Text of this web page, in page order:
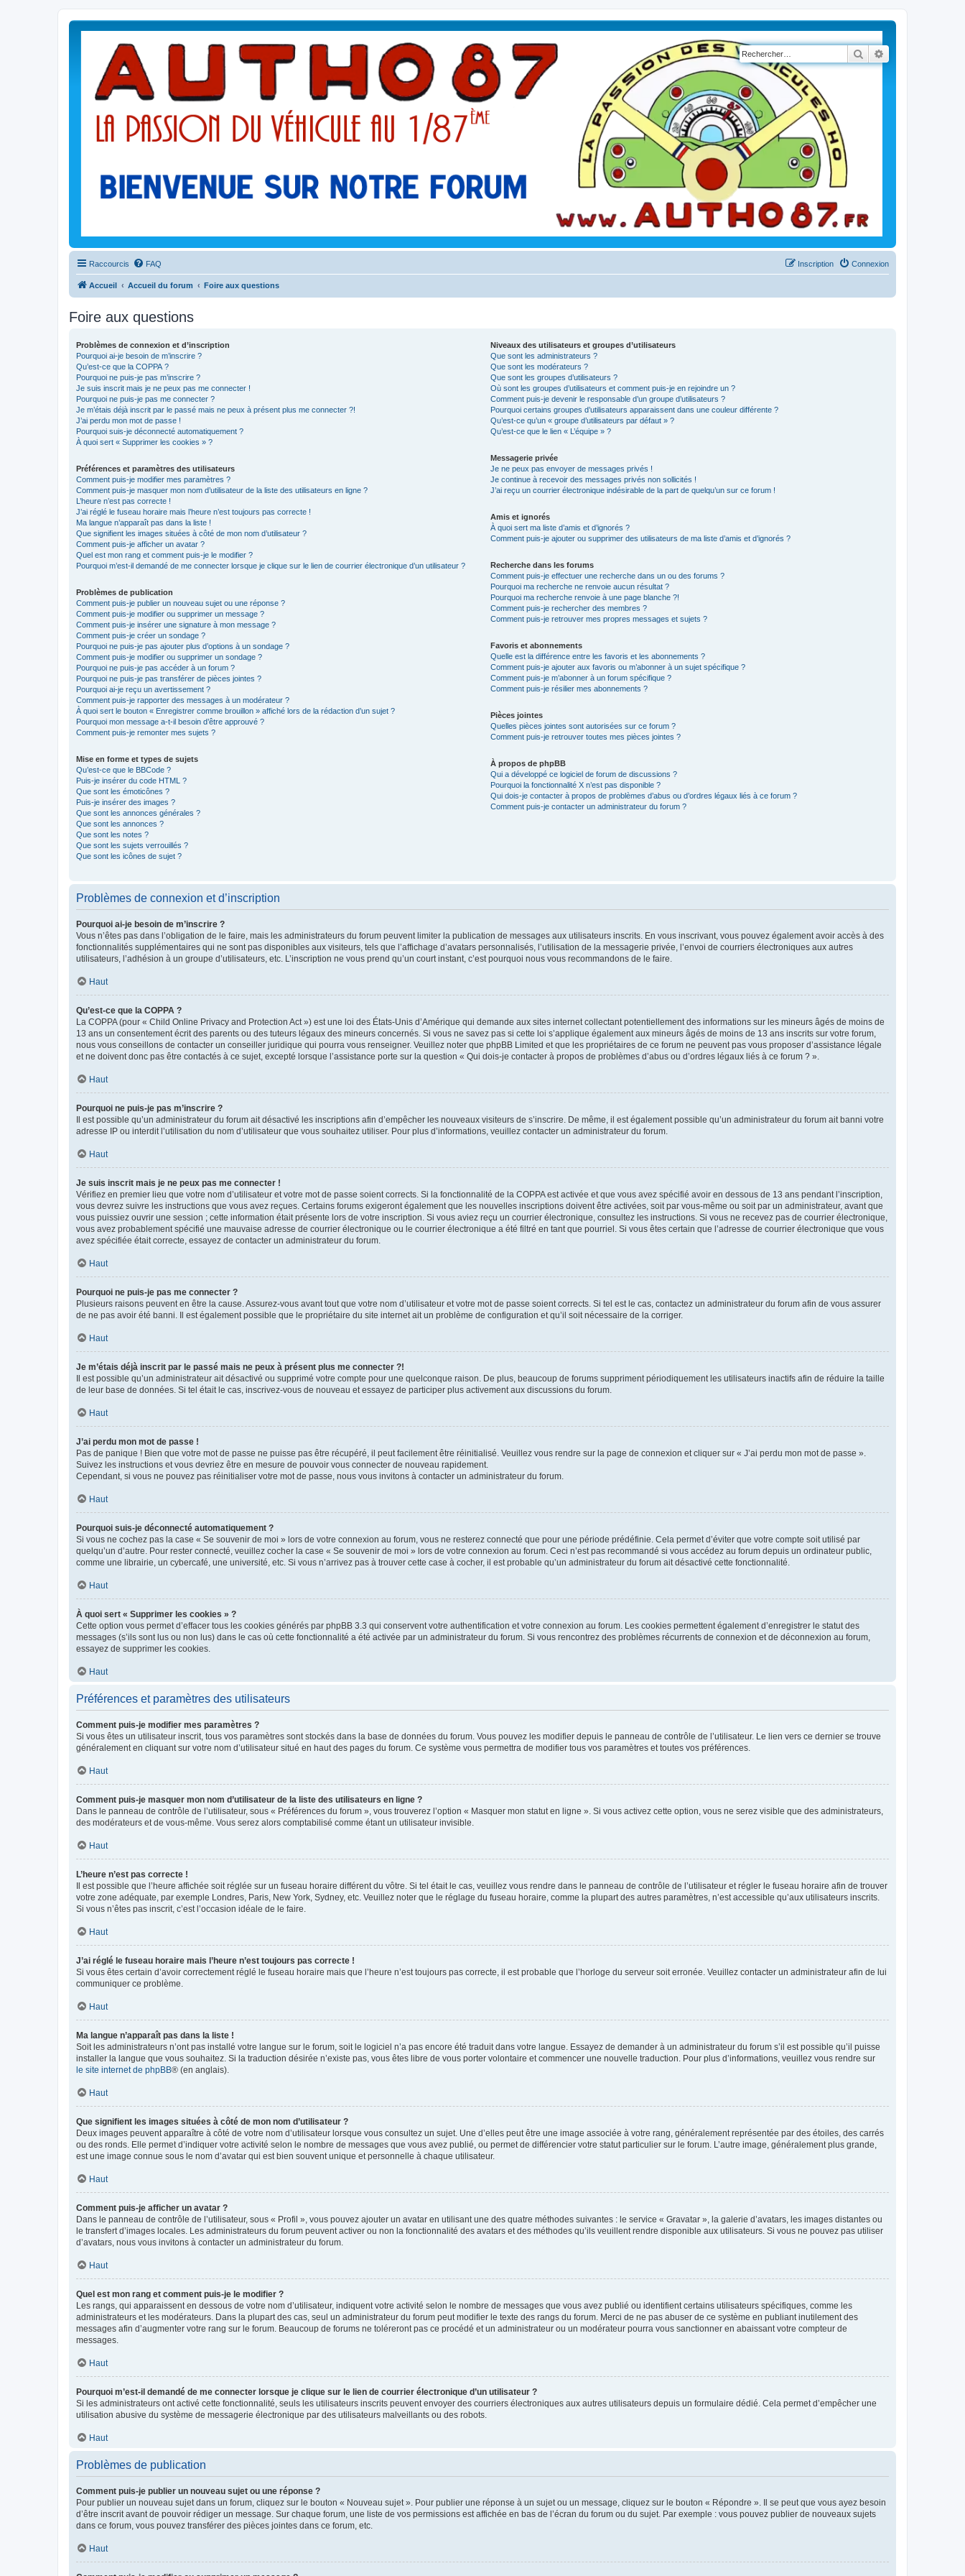
Rechercher
Raccourcis FAQ Connexion
Inscription
Accueil Accueil du forum Foire aux questions
Foire aux questions
Problèmes de connexion et d’inscription
Pourquoi ai-je besoin de m’inscrire ?
Qu’est-ce que la COPPA ?
Pourquoi ne puis-je pas m’inscrire ?
Je suis inscrit mais je ne peux pas me connecter !
Pourquoi ne puis-je pas me connecter ?
Je m’étais déjà inscrit par le passé mais ne peux à présent plus me connecter ?!
J’ai perdu mon mot de passe !
Pourquoi suis-je déconnecté automatiquement ?
À quoi sert « Supprimer les cookies » ?
Préférences et paramètres des utilisateurs
Comment puis-je modifier mes paramètres ?
Comment puis-je masquer mon nom d’utilisateur de la liste des utilisateurs en ligne ?
L’heure n’est pas correcte !
J’ai réglé le fuseau horaire mais l’heure n’est toujours pas correcte !
Ma langue n’apparaît pas dans la liste !
Que signifient les images situées à côté de mon nom d’utilisateur ?
Comment puis-je afficher un avatar ?
Quel est mon rang et comment puis-je le modifier ?
Pourquoi m’est-il demandé de me connecter lorsque je clique sur le lien de courrier électronique d’un utilisateur ?
Problèmes de publication
Comment puis-je publier un nouveau sujet ou une réponse ?
Comment puis-je modifier ou supprimer un message ?
Comment puis-je insérer une signature à mon message ?
Comment puis-je créer un sondage ?
Pourquoi ne puis-je pas ajouter plus d’options à un sondage ?
Comment puis-je modifier ou supprimer un sondage ?
Pourquoi ne puis-je pas accéder à un forum ?
Pourquoi ne puis-je pas transférer de pièces jointes ?
Pourquoi ai-je reçu un avertissement ?
Comment puis-je rapporter des messages à un modérateur ?
À quoi sert le bouton « Enregistrer comme brouillon » affiché lors de la rédaction d’un sujet ?
Pourquoi mon message a-t-il besoin d’être approuvé ?
Comment puis-je remonter mes sujets ?
Mise en forme et types de sujets
Qu’est-ce que le BBCode ?
Puis-je insérer du code HTML ?
Que sont les émoticônes ?
Puis-je insérer des images ?
Que sont les annonces générales ?
Que sont les annonces ?
Que sont les notes ?
Que sont les sujets verrouillés ?
Que sont les icônes de sujet ?
Niveaux des utilisateurs et groupes d’utilisateurs
Que sont les administrateurs ?
Que sont les modérateurs ?
Que sont les groupes d’utilisateurs ?
Où sont les groupes d’utilisateurs et comment puis-je en rejoindre un ?
Comment puis-je devenir le responsable d’un groupe d’utilisateurs ?
Pourquoi certains groupes d’utilisateurs apparaissent dans une couleur différente ?
Qu’est-ce qu’un « groupe d’utilisateurs par défaut » ?
Qu’est-ce que le lien « L’équipe » ?
Messagerie privée
Je ne peux pas envoyer de messages privés !
Je continue à recevoir des messages privés non sollicités !
J’ai reçu un courrier électronique indésirable de la part de quelqu’un sur ce forum !
Amis et ignorés
À quoi sert ma liste d’amis et d’ignorés ?
Comment puis-je ajouter ou supprimer des utilisateurs de ma liste d’amis et d’ignorés ?
Recherche dans les forums
Comment puis-je effectuer une recherche dans un ou des forums ?
Pourquoi ma recherche ne renvoie aucun résultat ?
Pourquoi ma recherche renvoie à une page blanche ?!
Comment puis-je rechercher des membres ?
Comment puis-je retrouver mes propres messages et sujets ?
Favoris et abonnements
Quelle est la différence entre les favoris et les abonnements ?
Comment puis-je ajouter aux favoris ou m’abonner à un sujet spécifique ?
Comment puis-je m’abonner à un forum spécifique ?
Comment puis-je résilier mes abonnements ?
Pièces jointes
Quelles pièces jointes sont autorisées sur ce forum ?
Comment puis-je retrouver toutes mes pièces jointes ?
À propos de phpBB
Qui a développé ce logiciel de forum de discussions ?
Pourquoi la fonctionnalité X n’est pas disponible ?
Qui dois-je contacter à propos de problèmes d’abus ou d’ordres légaux liés à ce forum ?
Comment puis-je contacter un administrateur du forum ?
Problèmes de connexion et d’inscription
Pourquoi ai-je besoin de m’inscrire ?
Vous n’êtes pas dans l’obligation de le faire, mais les administrateurs du forum peuvent limiter la publication de messages aux utilisateurs inscrits. En vous inscrivant, vous pouvez également avoir accès à des
fonctionnalités supplémentaires qui ne sont pas disponibles aux visiteurs, tels que l’affichage d’avatars personnalisés, l’utilisation de la messagerie privée, l’envoi de courriers électroniques aux autres
utilisateurs, l’adhésion à un groupe d’utilisateurs, etc. L’inscription ne vous prend qu’un court instant, c’est pourquoi nous vous recommandons de le faire.
Haut
Qu’est-ce que la COPPA ?
La COPPA (pour « Child Online Privacy and Protection Act ») est une loi des États-Unis d’Amérique qui demande aux sites internet collectant potentiellement des informations sur les mineurs âgés de moins de
13 ans un consentement écrit des parents ou des tuteurs légaux des mineurs concernés. Si vous ne savez pas si cette loi s’applique également aux mineurs âgés de moins de 13 ans inscrits sur votre forum,
nous vous conseillons de contacter un conseiller juridique qui pourra vous renseigner. Veuillez noter que phpBB Limited et que les propriétaires de ce forum ne peuvent pas vous proposer d’assistance légale
et ne doivent donc pas être contactés à ce sujet, excepté lorsque l’assistance porte sur la question « Qui dois-je contacter à propos de problèmes d’abus ou d’ordres légaux liés à ce forum ? ».
Haut
Pourquoi ne puis-je pas m’inscrire ?
Il est possible qu’un administrateur du forum ait désactivé les inscriptions afin d’empêcher les nouveaux visiteurs de s’inscrire. De même, il est également possible qu’un administrateur du forum ait banni votre
adresse IP ou interdit l’utilisation du nom d’utilisateur que vous souhaitez utiliser. Pour plus d’informations, veuillez contacter un administrateur du forum.
Haut
Je suis inscrit mais je ne peux pas me connecter !
Vérifiez en premier lieu que votre nom d’utilisateur et votre mot de passe soient corrects. Si la fonctionnalité de la COPPA est activée et que vous avez spécifié avoir en dessous de 13 ans pendant l’inscription,
vous devrez suivre les instructions que vous avez reçues. Certains forums exigeront également que les nouvelles inscriptions doivent être activées, soit par vous-même ou soit par un administrateur, avant que
vous puissiez ouvrir une session ; cette information était présente lors de votre inscription. Si vous aviez reçu un courrier électronique, consultez les instructions. Si vous ne recevez pas de courrier électronique,
vous avez probablement spécifié une mauvaise adresse de courrier électronique ou le courrier électronique a été filtré en tant que pourriel. Si vous êtes certain que l’adresse de courrier électronique que vous
avez spécifiée était correcte, essayez de contacter un administrateur du forum.
Haut
Pourquoi ne puis-je pas me connecter ?
Plusieurs raisons peuvent en être la cause. Assurez-vous avant tout que votre nom d’utilisateur et votre mot de passe soient corrects. Si tel est le cas, contactez un administrateur du forum afin de vous assurer
de ne pas avoir été banni. Il est également possible que le propriétaire du site internet ait un problème de configuration et qu’il soit nécessaire de la corriger.
Haut
Je m’étais déjà inscrit par le passé mais ne peux à présent plus me connecter ?!
Il est possible qu’un administrateur ait désactivé ou supprimé votre compte pour une quelconque raison. De plus, beaucoup de forums suppriment périodiquement les utilisateurs inactifs afin de réduire la taille
de leur base de données. Si tel était le cas, inscrivez-vous de nouveau et essayez de participer plus activement aux discussions du forum.
Haut
J’ai perdu mon mot de passe !
Pas de panique ! Bien que votre mot de passe ne puisse pas être récupéré, il peut facilement être réinitialisé. Veuillez vous rendre sur la page de connexion et cliquer sur « J’ai perdu mon mot de passe ».
Suivez les instructions et vous devriez être en mesure de pouvoir vous connecter de nouveau rapidement.
Cependant, si vous ne pouvez pas réinitialiser votre mot de passe, nous vous invitons à contacter un administrateur du forum.
Haut
Pourquoi suis-je déconnecté automatiquement ?
Si vous ne cochez pas la case « Se souvenir de moi » lors de votre connexion au forum, vous ne resterez connecté que pour une période prédéfinie. Cela permet d’éviter que votre compte soit utilisé par
quelqu’un d’autre. Pour rester connecté, veuillez cocher la case « Se souvenir de moi » lors de votre connexion au forum. Ceci n’est pas recommandé si vous accédez au forum depuis un ordinateur public,
comme une librairie, un cybercafé, une université, etc. Si vous n’arrivez pas à trouver cette case à cocher, il est probable qu’un administrateur du forum ait désactivé cette fonctionnalité.
Haut
À quoi sert « Supprimer les cookies » ?
Cette option vous permet d’effacer tous les cookies générés par phpBB 3.3 qui conservent votre authentification et votre connexion au forum. Les cookies permettent également d’enregistrer le statut des
messages (s’ils sont lus ou non lus) dans le cas où cette fonctionnalité a été activée par un administrateur du forum. Si vous rencontrez des problèmes récurrents de connexion et de déconnexion au forum,
essayez de supprimer les cookies.
Haut
Préférences et paramètres des utilisateurs
Comment puis-je modifier mes paramètres ?
Si vous êtes un utilisateur inscrit, tous vos paramètres sont stockés dans la base de données du forum. Vous pouvez les modifier depuis le panneau de contrôle de l’utilisateur. Le lien vers ce dernier se trouve
généralement en cliquant sur votre nom d’utilisateur situé en haut des pages du forum. Ce système vous permettra de modifier tous vos paramètres et toutes vos préférences.
Haut
Comment puis-je masquer mon nom d’utilisateur de la liste des utilisateurs en ligne ?
Dans le panneau de contrôle de l’utilisateur, sous « Préférences du forum », vous trouverez l’option « Masquer mon statut en ligne ». Si vous activez cette option, vous ne serez visible que des administrateurs,
des modérateurs et de vous-même. Vous serez alors comptabilisé comme étant un utilisateur invisible.
Haut
L’heure n’est pas correcte !
Il est possible que l’heure affichée soit réglée sur un fuseau horaire différent du vôtre. Si tel était le cas, veuillez vous rendre dans le panneau de contrôle de l’utilisateur et régler le fuseau horaire afin de trouver
votre zone adéquate, par exemple Londres, Paris, New York, Sydney, etc. Veuillez noter que le réglage du fuseau horaire, comme la plupart des autres paramètres, n’est accessible qu’aux utilisateurs inscrits.
Si vous n’êtes pas inscrit, c’est l’occasion idéale de le faire.
Haut
J’ai réglé le fuseau horaire mais l’heure n’est toujours pas correcte !
Si vous êtes certain d’avoir correctement réglé le fuseau horaire mais que l’heure n’est toujours pas correcte, il est probable que l’horloge du serveur soit erronée. Veuillez contacter un administrateur afin de lui
communiquer ce problème.
Haut
Ma langue n’apparaît pas dans la liste !
Soit les administrateurs n’ont pas installé votre langue sur le forum, soit le logiciel n’a pas encore été traduit dans votre langue. Essayez de demander à un administrateur du forum s’il est possible qu’il puisse
installer la langue que vous souhaitez. Si la traduction désirée n’existe pas, vous êtes libre de vous porter volontaire et commencer une nouvelle traduction. Pour plus d’informations, veuillez vous rendre sur
le site internet de phpBB® (en anglais).
Haut
Que signifient les images situées à côté de mon nom d’utilisateur ?
Deux images peuvent apparaître à côté de votre nom d’utilisateur lorsque vous consultez un sujet. Une d’elles peut être une image associée à votre rang, généralement représentée par des étoiles, des carrés
ou des ronds. Elle permet d’indiquer votre activité selon le nombre de messages que vous avez publié, ou permet de différencier votre statut particulier sur le forum. L’autre image, généralement plus grande,
est une image connue sous le nom d’avatar qui est bien souvent unique et personnelle à chaque utilisateur.
Haut
Comment puis-je afficher un avatar ?
Dans le panneau de contrôle de l’utilisateur, sous « Profil », vous pouvez ajouter un avatar en utilisant une des quatre méthodes suivantes : le service « Gravatar », la galerie d’avatars, les images distantes ou
le transfert d’images locales. Les administrateurs du forum peuvent activer ou non la fonctionnalité des avatars et des méthodes qu’ils veuillent rendre disponible aux utilisateurs. Si vous ne pouvez pas utiliser
d’avatars, nous vous invitons à contacter un administrateur du forum.
Haut
Quel est mon rang et comment puis-je le modifier ?
Les rangs, qui apparaissent en dessous de votre nom d’utilisateur, indiquent votre activité selon le nombre de messages que vous avez publié ou identifient certains utilisateurs spécifiques, comme les
administrateurs et les modérateurs. Dans la plupart des cas, seul un administrateur du forum peut modifier le texte des rangs du forum. Merci de ne pas abuser de ce système en publiant inutilement des
messages afin d’augmenter votre rang sur le forum. Beaucoup de forums ne toléreront pas ce procédé et un administrateur ou un modérateur pourra vous sanctionner en abaissant votre compteur de
messages.
Haut
Pourquoi m’est-il demandé de me connecter lorsque je clique sur le lien de courrier électronique d’un utilisateur ?
Si les administrateurs ont activé cette fonctionnalité, seuls les utilisateurs inscrits peuvent envoyer des courriers électroniques aux autres utilisateurs depuis un formulaire dédié. Cela permet d’empêcher une
utilisation abusive du système de messagerie électronique par des utilisateurs malveillants ou des robots.
Haut
Problèmes de publication
Comment puis-je publier un nouveau sujet ou une réponse ?
Pour publier un nouveau sujet dans un forum, cliquez sur le bouton « Nouveau sujet ». Pour publier une réponse à un sujet ou un message, cliquez sur le bouton « Répondre ». Il se peut que vous ayez besoin
d’être inscrit avant de pouvoir rédiger un message. Sur chaque forum, une liste de vos permissions est affichée en bas de l’écran du forum ou du sujet. Par exemple : vous pouvez publier de nouveaux sujets
dans ce forum, vous pouvez transférer des pièces jointes dans ce forum, etc.
Haut